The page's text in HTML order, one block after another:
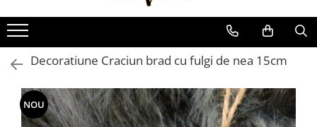
CARIOCI
Decoratiune Craciun brad cu fulgi de nea 15cm
NOU